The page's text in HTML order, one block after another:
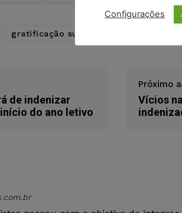
gratificação suprimida
de indenizar
do ano letivo
Próximo
Vícios
Configurações